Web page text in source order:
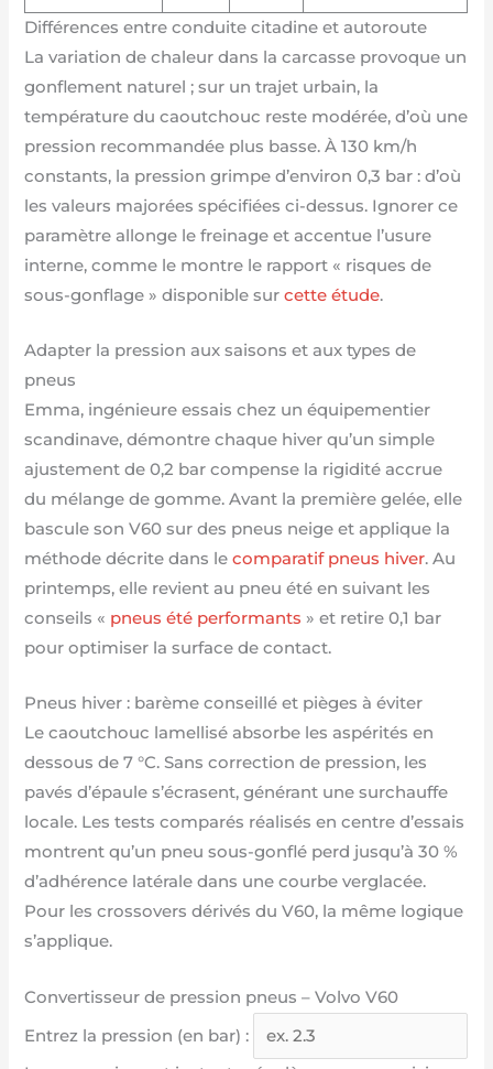
Différences entre conduite citadine et autoroute
La variation de chaleur dans la carcasse provoque un
gonflement naturel ; sur un trajet urbain, la
température du caoutchouc reste modérée, d’où une
pression recommandée plus basse. À 130 km/h
constants, la pression grimpe d’environ 0,3 bar : d’où
les valeurs majorées spécifiées ci-dessus. Ignorer ce
paramètre allonge le freinage et accentue l’usure
interne, comme le montre le rapport « risques de
sous-gonflage » disponible surcette étude.
Adapter la pression aux saisons et aux types de
pneus
Emma, ingénieure essais chez un équipementier
scandinave, démontre chaque hiver qu’un simple
ajustement de 0,2 bar compense la rigidité accrue
du mélange de gomme. Avant la première gelée, elle
bascule son V60 sur des pneus neige et applique la
méthode décrite dans lecomparatif pneus hiver. Au
printemps, elle revient au pneu été en suivant les
conseils « pneus été performants » et retire 0,1 bar
pour optimiser la surface de contact.
Pneus hiver : barème conseillé et pièges à éviter
Le caoutchouc lamellisé absorbe les aspérités en
dessous de 7 °C. Sans correction de pression, les
pavés d’épaule s’écrasent, générant une surchauffe
locale. Les tests comparés réalisés en centre d’essais
montrent qu’un pneu sous-gonflé perd jusqu’à 30 %
d’adhérence latérale dans une courbe verglacée.
Pour les crossovers dérivés du V60, la même logique
s’applique.
Convertisseur de pression pneus – Volvo V60
Entrez la pression (en bar) :